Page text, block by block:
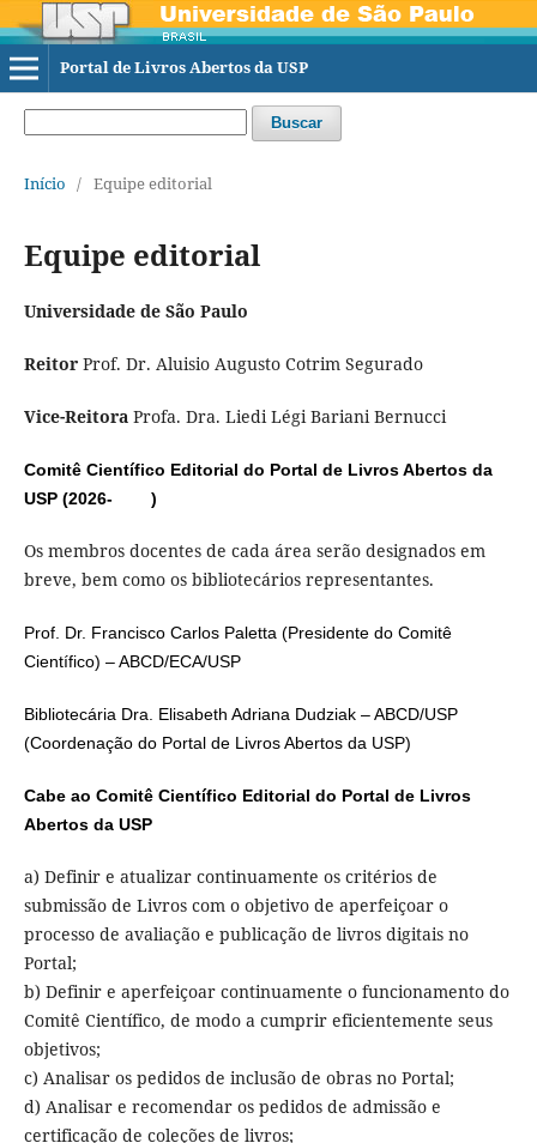
Portal de Livros Abertos da USP
Buscar
Início / Equipe editorial
Equipe editorial
Universidade de São Paulo
Reitor Prof. Dr. Aluisio Augusto Cotrim Segurado
Vice-Reitora Profa. Dra. Liedi Légi Bariani Bernucci
Comitê Científico Editorial do Portal de Livros Abertos da
USP (2026- )
Os membros docentes de cada área serão designados em
breve, bem como os bibliotecários representantes.
Prof. Dr. Francisco Carlos Paletta (Presidente do Comitê
Científico) – ABCD/ECA/USP
Bibliotecária Dra. Elisabeth Adriana Dudziak – ABCD/USP
(Coordenação do Portal de Livros Abertos da USP)
Cabe ao Comitê Científico Editorial do Portal de Livros
Abertos da USP
a) Definir e atualizar continuamente os critérios de
submissão de Livros com o objetivo de aperfeiçoar o
processo de avaliação e publicação de livros digitais no
Portal;
b) Definir e aperfeiçoar continuamente o funcionamento do
Comitê Científico, de modo a cumprir eficientemente seus
objetivos;
c) Analisar os pedidos de inclusão de obras no Portal;
d) Analisar e recomendar os pedidos de admissão e
certificação de coleções de livros;